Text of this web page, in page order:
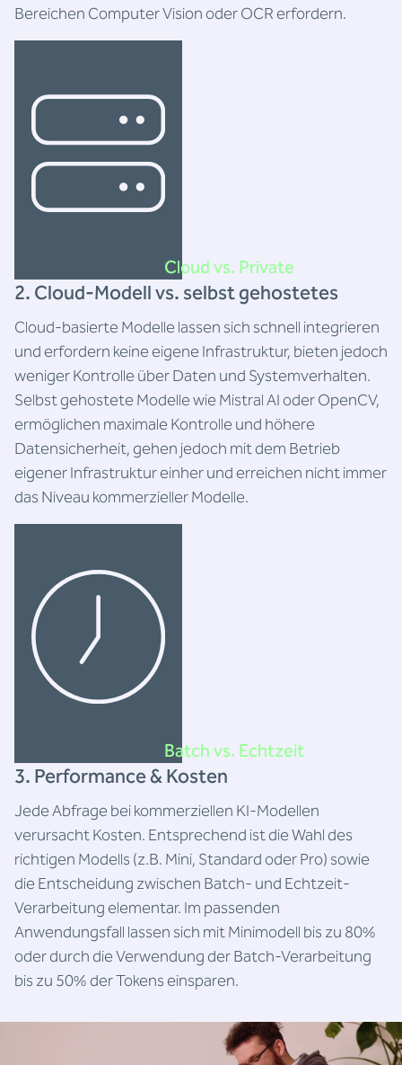
Cloud vs. Private
Batch vs. Echtzeit
Bereichen Computer Vision oder OCR erfordern.
2. Cloud-Modell vs. selbst gehostetes
Cloud-basierte Modelle lassen sich schnell integrieren
und erfordern keine eigene Infrastruktur, bieten jedoch
weniger Kontrolle über Daten und Systemverhalten.
Selbst gehostete Modelle wie Mistral AI oder OpenCV,
ermöglichen maximale Kontrolle und höhere
Datensicherheit, gehen jedoch mit dem Betrieb
eigener Infrastruktur einher und erreichen nicht immer
das Niveau kommerzieller Modelle.
3. Performance & Kosten
Jede Abfrage bei kommerziellen KI-Modellen
verursacht Kosten. Entsprechend ist die Wahl des
richtigen Modells (z.B. Mini, Standard oder Pro) sowie
die Entscheidung zwischen Batch- und Echtzeit-
Verarbeitung elementar. Im passenden
Anwendungsfall lassen sich mit Minimodell bis zu 80%
oder durch die Verwendung der Batch-Verarbeitung
bis zu 50% der Tokens einsparen.